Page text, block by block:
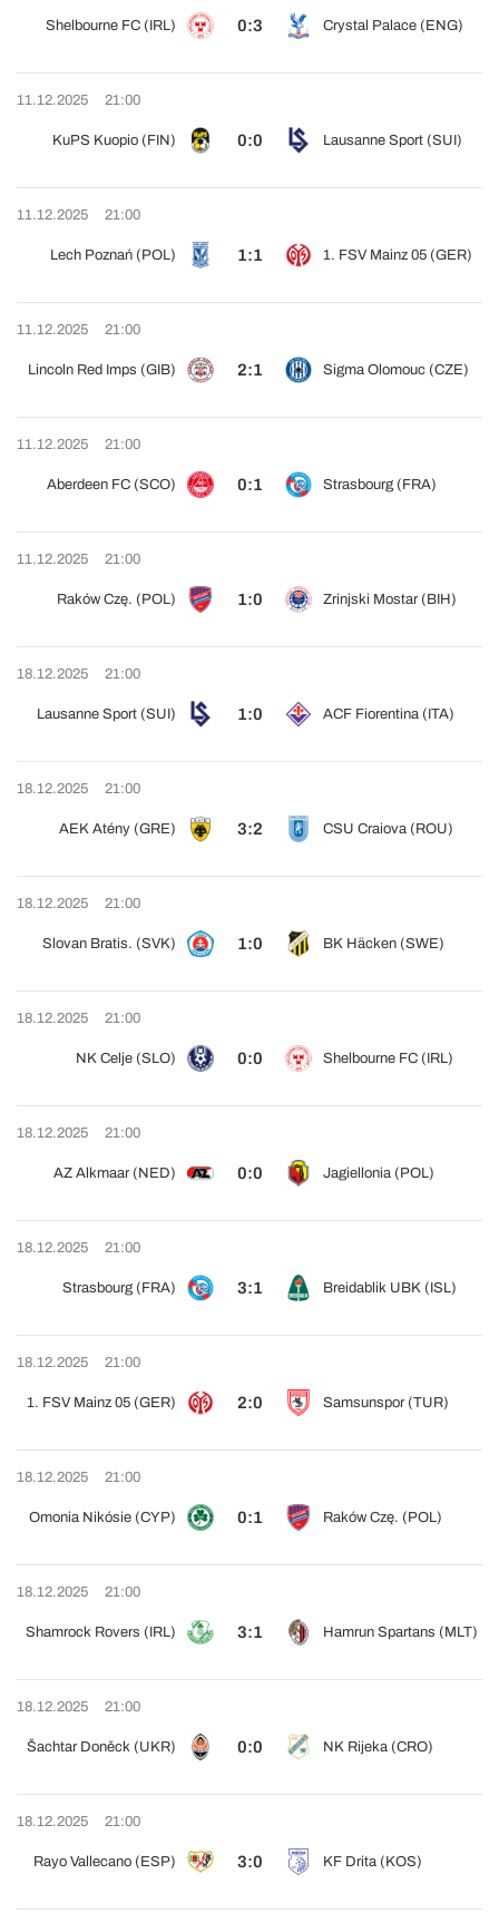
Shelbourne FC (IRL) 0:3 Crystal Palace (ENG)
11.12.2025 21:00
KuPS Kuopio (FIN) 0:0 Lausanne Sport (SUI)
11.12.2025 21:00
Lech Poznań (POL) 1:1 1. FSV Mainz 05 (GER)
11.12.2025 21:00
Lincoln Red Imps (GIB) 2:1 Sigma Olomouc (CZE)
11.12.2025 21:00
Aberdeen FC (SCO) 0:1 Strasbourg (FRA)
11.12.2025 21:00
Raków Czę. (POL) 1:0 Zrinjski Mostar (BIH)
18.12.2025 21:00
Lausanne Sport (SUI) 1:0 ACF Fiorentina (ITA)
18.12.2025 21:00
AEK Atény (GRE) 3:2 CSU Craiova (ROU)
18.12.2025 21:00
Slovan Bratis. (SVK) 1:0 BK Häcken (SWE)
18.12.2025 21:00
NK Celje (SLO) 0:0 Shelbourne FC (IRL)
18.12.2025 21:00
AZ Alkmaar (NED) 0:0 Jagiellonia (POL)
18.12.2025 21:00
Strasbourg (FRA) 3:1 Breidablik UBK (ISL)
18.12.2025 21:00
1. FSV Mainz 05 (GER) 2:0 Samsunspor (TUR)
18.12.2025 21:00
Omonia Nikósie (CYP) 0:1 Raków Czę. (POL)
18.12.2025 21:00
Shamrock Rovers (IRL) 3:1 Hamrun Spartans (MLT)
18.12.2025 21:00
Šachtar Doněck (UKR) 0:0 NK Rijeka (CRO)
18.12.2025 21:00
Rayo Vallecano (ESP) 3:0 KF Drita (KOS)